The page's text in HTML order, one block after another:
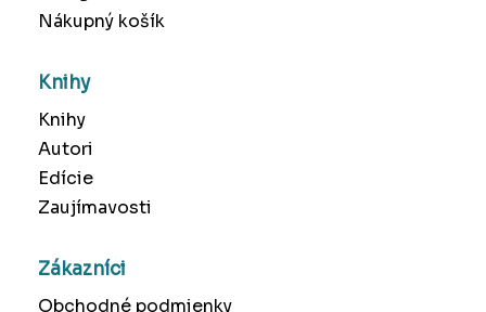
Nákupný košík
Knihy
Knihy
Autori
Edície
Zaujímavosti
Zákazníci
Obchodné podmienky